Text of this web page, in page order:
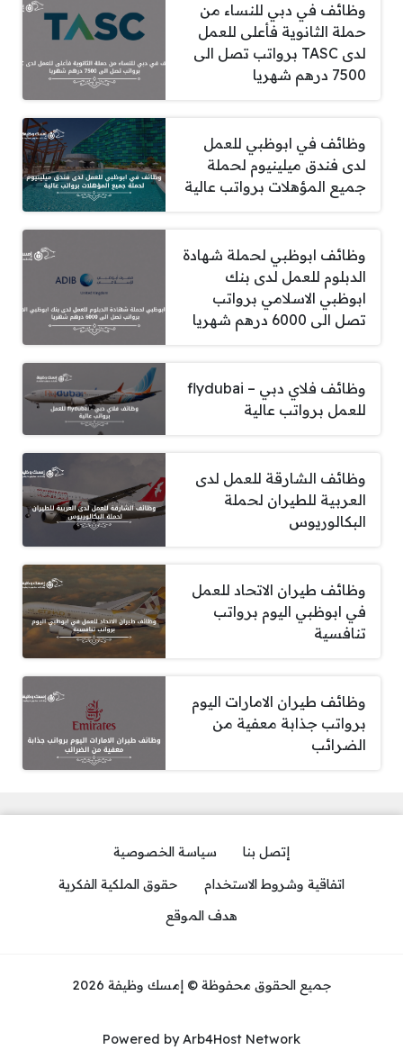
وظائف في دبي للنساء من
حملة الثانوية فأعلى للعمل
لدى TASC برواتب تصل الى
7500 درهم شهريا
وظائف في ابوظبي للعمل
لدى فندق ميلينيوم لحملة
جميع المؤهلات برواتب عالية
وظائف ابوظبي لحملة شهادة
الدبلوم للعمل لدى بنك
ابوظبي الاسلامي برواتب
تصل الى 6000 درهم شهريا
وظائف فلاي دبي – flydubai
للعمل برواتب عالية
وظائف الشارقة للعمل لدى
العربية للطيران لحملة
البكالوريوس
وظائف طيران الاتحاد للعمل
في ابوظبي اليوم برواتب
تنافسية
وظائف طيران الامارات اليوم
برواتب جذابة معفية من
الضرائب
إتصل بنا
سياسة الخصوصية
اتفاقية وشروط الاستخدام
حقوق الملكية الفكرية
هدف الموقع
جميع الحقوق محفوظة © إمسك وظيفة 2026
Powered by Arb4Host Network